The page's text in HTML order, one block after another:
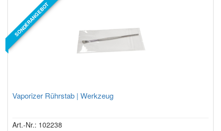
SONDERANGEBOT
Vaporizer Rührstab | Werkzeug
Art.-Nr.: 102238